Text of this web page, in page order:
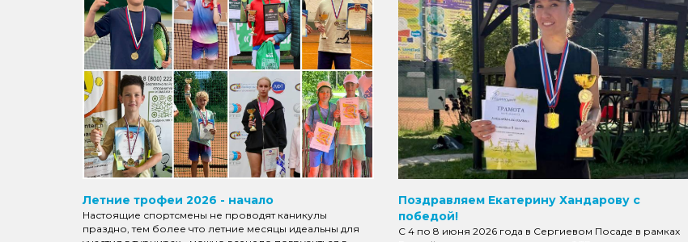
Летние трофеи 2026 - начало
Настоящие спортсмены не проводят каникулы
праздно, тем более что летние месяцы идеальны для
Поздравляем Екатерину Хандарову с
победой!
С 4 по 8 июня 2026 года в Сергиевом Посаде в рамках